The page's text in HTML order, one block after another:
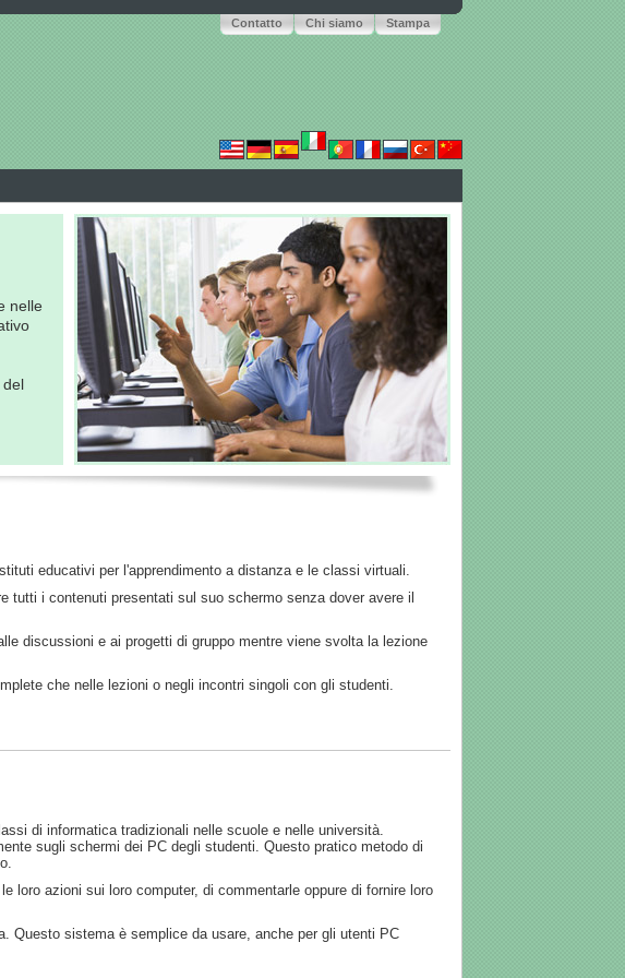
Contatto Chi siamo Stampa
nelle
del
educativi per l'apprendimento a distanza e le classi virtuali.
tutti i contenuti presentati sul suo schermo senza dover avere il
discussioni e ai progetti di gruppo mentre viene svolta la lezione
che nelle lezioni o negli incontri singoli con gli studenti.
di informatica tradizionali nelle scuole e nelle università.
sugli schermi dei PC degli studenti. Questo pratico metodo di
loro azioni sui loro computer, di commentarle oppure di fornire loro
Questo sistema è semplice da usare, anche per gli utenti PC